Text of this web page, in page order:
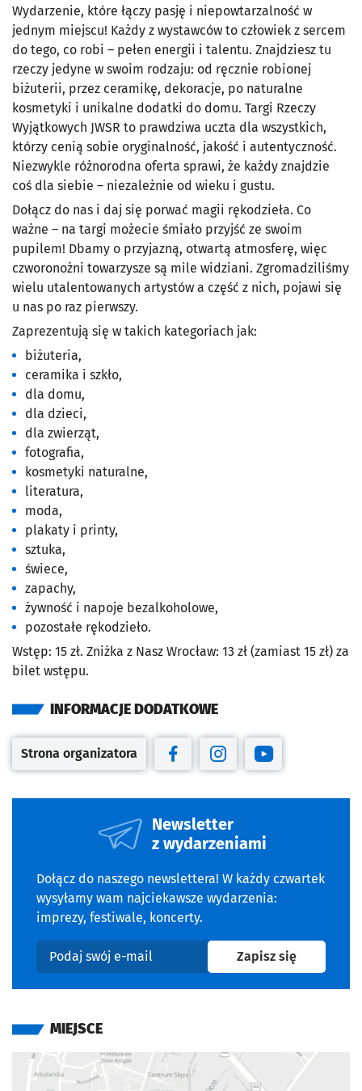
Wydarzenie, które łączy pasję i niepowtarzalność w
jednym miejscu! Każdy z wystawców to człowiek z sercem
do tego, co robi – pełen energii i talentu. Znajdziesz tu
rzeczy jedyne w swoim rodzaju: od ręcznie robionej
biżuterii, przez ceramikę, dekoracje, po naturalne
kosmetyki i unikalne dodatki do domu. Targi Rzeczy
Wyjątkowych JWSR to prawdziwa uczta dla wszystkich,
którzy cenią sobie oryginalność, jakość i autentyczność.
Niezwykle różnorodna oferta sprawi, że każdy znajdzie
coś dla siebie – niezależnie od wieku i gustu.
Dołącz do nas i daj się porwać magii rękodzieła. Co
ważne – na targi możecie śmiało przyjść ze swoim
pupilem! Dbamy o przyjazną, otwartą atmosferę, więc
czworonożni towarzysze są mile widziani. Zgromadziliśmy
wielu utalentowanych artystów a część z nich, pojawi się
u nas po raz pierwszy.
Zaprezentują się w takich kategoriach jak:
biżuteria,
ceramika i szkło,
dla domu,
dla dzieci,
dla zwierząt,
fotografia,
kosmetyki naturalne,
literatura,
moda,
plakaty i printy,
sztuka,
świece,
zapachy,
żywność i napoje bezalkoholowe,
pozostałe rękodzieło.
Wstęp: 15 zł. Zniżka z Nasz Wrocław: 13 zł (zamiast 15 zł) za
bilet wstępu.
INFORMACJE DODATKOWE
Otwiera się w nowej karcie
Strona organizatora
Otwiera się w nowej karcie
Otwiera się w nowej
Otwiera się w
Newsletter
z wydarzeniami
Dołącz do naszego newslettera! W każdy czwartek
wysyłamy wam najciekawsze wydarzenia:
imprezy, festiwale, koncerty.
Podaj swój e-mail
Zapisz sięna
MIEJSCE